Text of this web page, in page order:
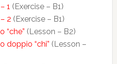
1 (Exercise – B1)
2 (Exercise – B1)
“che” (Lesson – B2)
doppio “chi” (Lesson –